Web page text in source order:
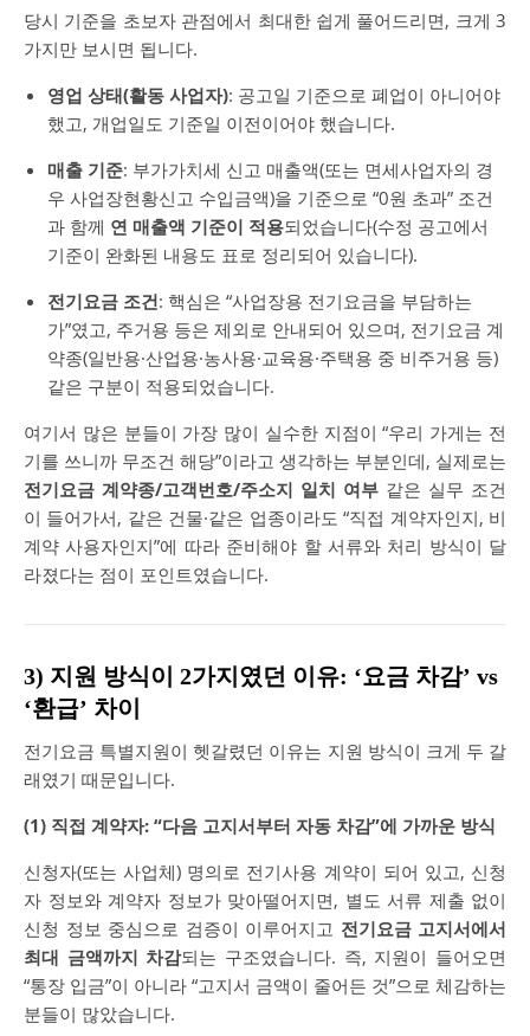
당시 기준을 초보자 관점에서 최대한 쉽게 풀어드리면, 크게 3
가지만 보시면 됩니다.
영업 상태(활동 사업자): 공고일 기준으로 폐업이 아니어야
했고, 개업일도 기준일 이전이어야 했습니다.
매출 기준: 부가가치세 신고 매출액(또는 면세사업자의 경
우 사업장현황신고 수입금액)을 기준으로 “0원 초과” 조건
과 함께 연 매출액 기준이 적용되었습니다(수정 공고에서
기준이 완화된 내용도 표로 정리되어 있습니다).
전기요금 조건: 핵심은 “사업장용 전기요금을 부담하는
가”였고, 주거용 등은 제외로 안내되어 있으며, 전기요금 계
약종(일반용·산업용·농사용·교육용·주택용 중 비주거용 등)
같은 구분이 적용되었습니다.
여기서 많은 분들이 가장 많이 실수한 지점이 “우리 가게는 전
기를 쓰니까 무조건 해당”이라고 생각하는 부분인데, 실제로는
전기요금 계약종/고객번호/주소지 일치 여부 같은 실무 조건
이 들어가서, 같은 건물·같은 업종이라도 “직접 계약자인지, 비
계약 사용자인지”에 따라 준비해야 할 서류와 처리 방식이 달
라졌다는 점이 포인트였습니다.
3) 지원 방식이 2가지였던 이유: ‘요금 차감’ vs
‘환급’ 차이
전기요금 특별지원이 헷갈렸던 이유는 지원 방식이 크게 두 갈
래였기 때문입니다.
(1) 직접 계약자: “다음 고지서부터 자동 차감”에 가까운 방식
신청자(또는 사업체) 명의로 전기사용 계약이 되어 있고, 신청
자 정보와 계약자 정보가 맞아떨어지면, 별도 서류 제출 없이
신청 정보 중심으로 검증이 이루어지고 전기요금 고지서에서
최대 금액까지 차감되는 구조였습니다. 즉, 지원이 들어오면
“통장 입금”이 아니라 “고지서 금액이 줄어든 것”으로 체감하는
분들이 많았습니다.